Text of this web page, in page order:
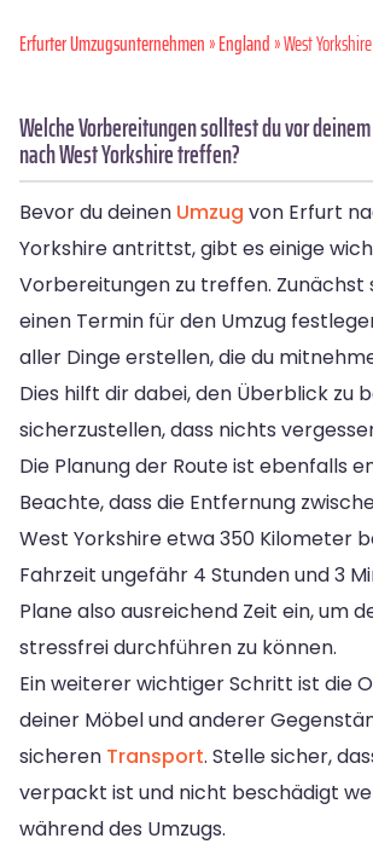
Erfurter Umzugsunternehmen»England» West Yorkshire
Welche Vorbereitungen solltest du vor
nach West Yorkshire treffen?
Bevor du deinen Umzug von Erfurt
Yorkshire antrittst, gibt es einige
Vorbereitungen zu treffen. Zunächst
einen Termin für den Umzug
aller Dinge erstellen, die du
Dies hilft dir dabei, den Überblick zu
sicherzustellen, dass nichts
Die Planung der Route ist ebenfalls
Beachte, dass die Entfernung
West Yorkshire etwa 350 Kilometer
Fahrzeit ungefähr 4 Stunden und 3
Plane also ausreichend Zeit ein, um
stressfrei durchführen zu können.
Ein weiterer wichtiger Schritt ist die
deiner Möbel und anderer
sicheren Transport. Stelle sicher,
verpackt ist und nicht beschädigt
während des Umzugs.